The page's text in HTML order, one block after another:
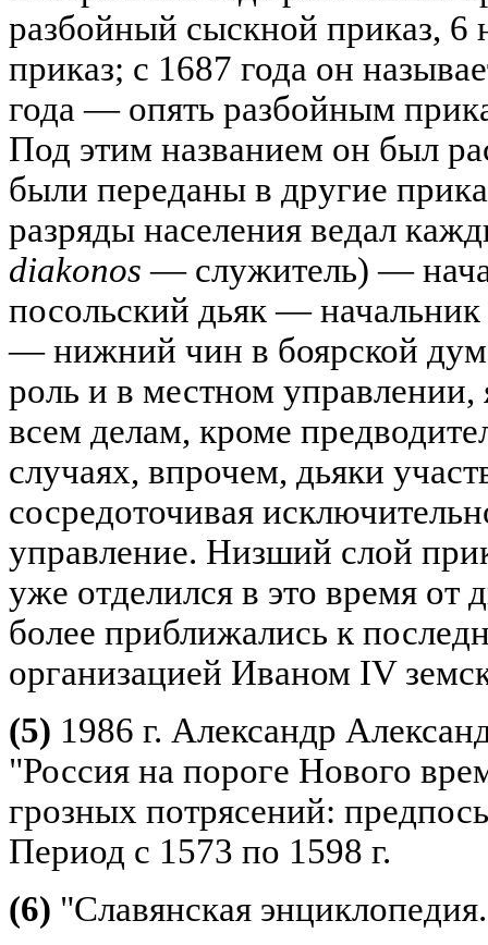
разбойный сыскной приказ,
приказ; с 1687 года он
года — опять разбойным
Под этим названием он был
были переданы в другие
разряды населения ведал
diakonos — служитель) —
посольский дьяк —
— нижний чин в боярской
роль и в местном
всем делам, кроме
случаях, впрочем, дьяки
сосредоточивая
управление. Низший слой
уже отделился в это время от
более приближались к
организацией Иваном IV
(5) 1986 г. Александр
"Россия на пороге Нового
грозных потрясений:
Период с 1573 по 1598 г.
(6) "Славянская